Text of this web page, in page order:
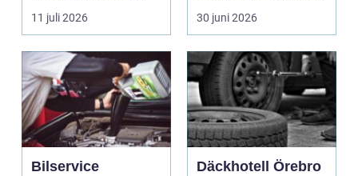
bara en fråga...
11 juli 2026
blivit en viktig d...
30 juni 2026
Bilservice
Däckhotell Örebro